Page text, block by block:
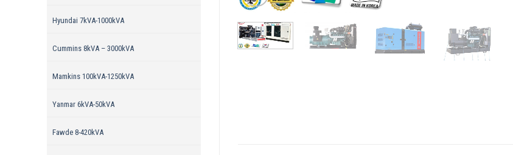
Hyundai 7kVA-1000kVA
Cummins 8kVA – 3000kVA
Mamkins 100kVA-1250kVA
Yanmar 6kVA-50kVA
Fawde 8-420kVA